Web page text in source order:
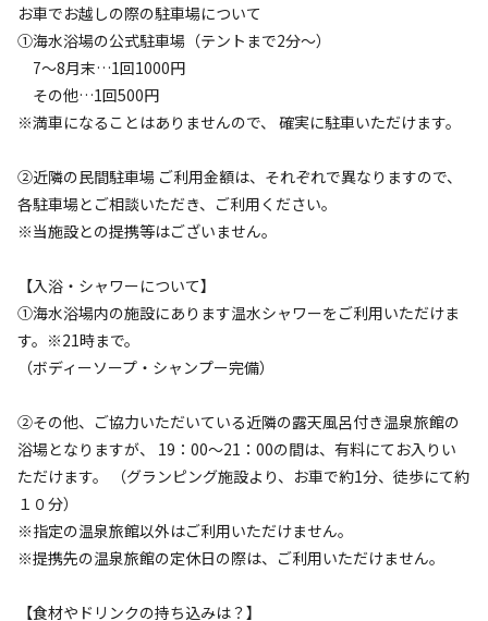
お車でお越しの際の駐車場について
①海水浴場の公式駐車場（テントまで2分～）
7～8月末…1回1000円
その他…1回500円
※満車になることはありませんので、 確実に駐車いただけます。
②近隣の民間駐車場 ご利用金額は、それぞれで異なりますので、
各駐車場とご相談いただき、ご利用ください。
※当施設との提携等はございません。
【入浴・シャワーについて】
①海水浴場内の施設にあります温水シャワーをご利用いただけま
す。※21時まで。
（ボディーソープ・シャンプー完備）
②その他、ご協力いただいている近隣の露天風呂付き温泉旅館の
浴場となりますが、 19：00～21：00の間は、有料にてお入りい
ただけます。 （グランピング施設より、お車で約1分、徒歩にて約
１０分）
※指定の温泉旅館以外はご利用いただけません。
※提携先の温泉旅館の定休日の際は、ご利用いただけません。
【食材やドリンクの持ち込みは？】
AC電
源
車両乗り
入れ
たき
火 花火 喫煙
定員: 4名 面積: 19.6m²
料金目安： 51,000円/泊
詳細・空き確認
宿泊 グランピング
【グランピング】ハイシーズン2名様～★朝
食付き・夕食は肉BBQ★プラン